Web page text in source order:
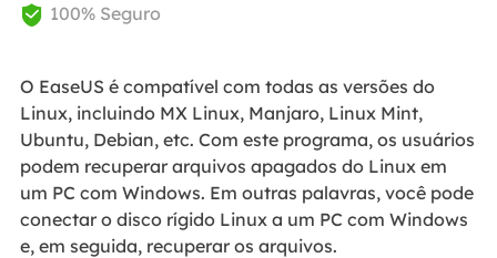
 100% Seguro
O EaseUS é compatível com todas as versões do
Linux, incluindo MX Linux, Manjaro, Linux Mint,
Ubuntu, Debian, etc. Com este programa, os usuários
podem recuperar arquivos apagados do Linux em
um PC com Windows. Em outras palavras, você pode
conectar o disco rígido Linux a um PC com Windows
e, em seguida, recuperar os arquivos.